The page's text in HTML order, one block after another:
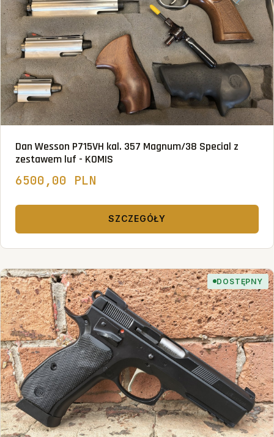
Dan Wesson P715VH kal. 357 Magnum/38 Special z
zestawem luf - KOMIS
6500,00 PLN
SZCZEGÓŁY
DOSTĘPNY